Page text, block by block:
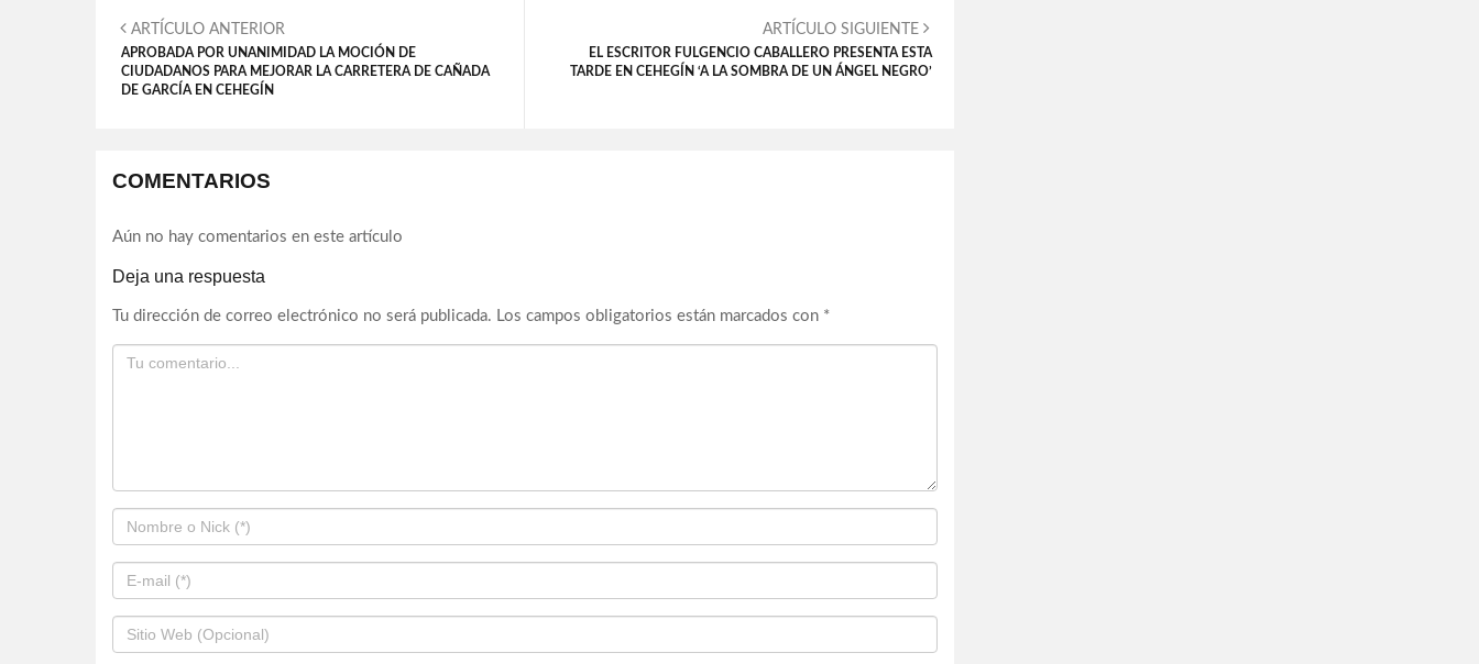
ARTÍCULO ANTERIOR
APROBADA POR UNANIMIDAD LA MOCIÓN DE
CIUDADANOS PARA MEJORAR LA CARRETERA DE CAÑADA
DE GARCÍA EN CEHEGÍN
ARTÍCULO SIGUIENTE
EL ESCRITOR FULGENCIO CABALLERO PRESENTA ESTA
TARDE EN CEHEGÍN ‘A LA SOMBRA DE UN ÁNGEL NEGRO’
COMENTARIOS
Aún no hay comentarios en este artículo
Deja una respuesta
Tu dirección de correo electrónico no será publicada. Los campos obligatorios están marcados con *